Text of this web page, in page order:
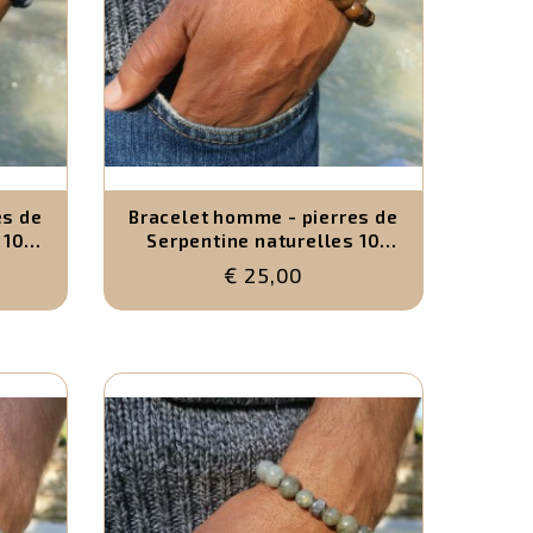
de
Bracelet homme - pierres de
Serpentine naturelles 10
mm
€ 25,00